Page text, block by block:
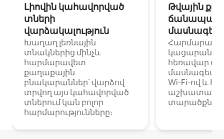
Լիովին կահավորված
տների
վարձակալություն
Խաղաղ լեռնային
տնակներից մինչև
հարմարավետ
քաղաքային
բնակարաններ՝ վարձով
տրվող այս կահավորված
տներում կան բոլոր
հարմարությունները։
Թվային
հեռավար
Wi-Fi-ով և